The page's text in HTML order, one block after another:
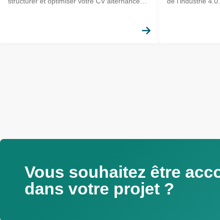
Vous souhaitez être
dans votre projet ?